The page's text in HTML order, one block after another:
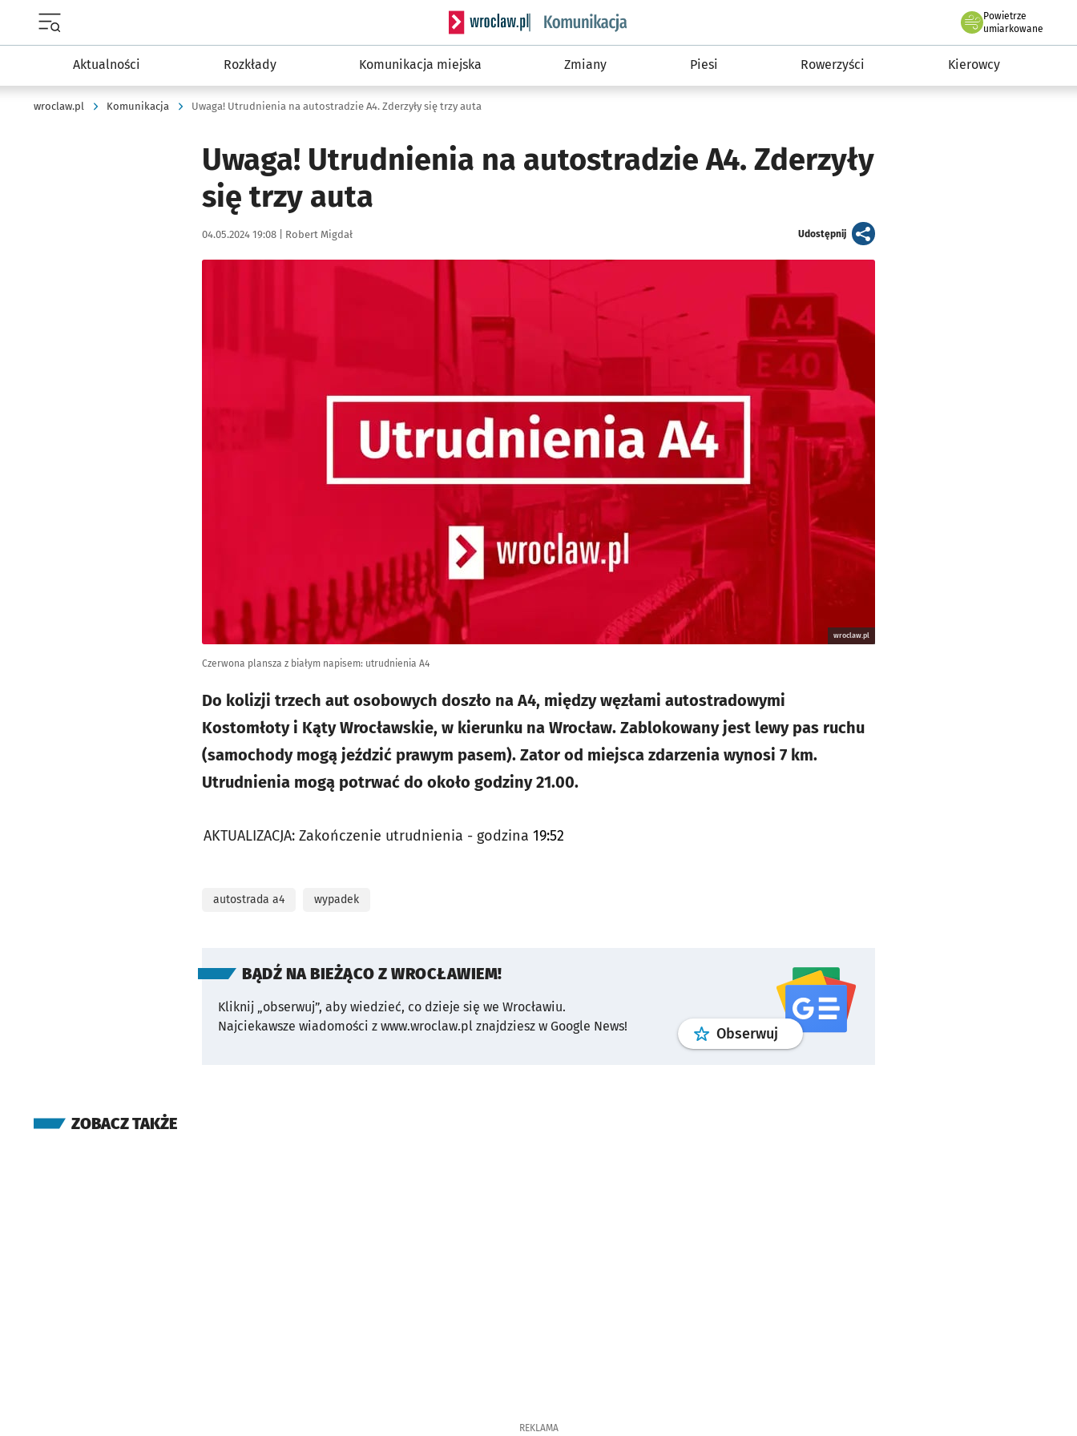
Serwis informacyjny wroclaw.pl podserwis: Komunikacja
Powietrze
we Wrocławiu
umiarkowane
Aktualności Rozkłady Komunikacja miejska Zmiany Piesi Rowerzyści Kierowcy
wroclaw.pl Komunikacja Uwaga! Utrudnienia na autostradzie A4. Zderzyły się trzy auta
Uwaga! Utrudnienia na autostradzie A4. Zderzyły
się trzy auta
Data publikacji:
04.05.2024 19:08 | Autor:
Robert Migdał Udostępnijartykuł
wroclaw.pl
Czerwona plansza z białym napisem: utrudnienia A4
Do kolizji trzech aut osobowych doszło na A4, między węzłami autostradowymi
Kostomłoty i Kąty Wrocławskie, w kierunku na Wrocław. Zablokowany jest lewy pas ruchu
(samochody mogą jeździć prawym pasem). Zator od miejsca zdarzenia wynosi 7 km.
Utrudnienia mogą potrwać do około godziny 21.00.
AKTUALIZACJA: Zakończenie utrudnienia - godzina 19:52
autostrada a4 wypadek
BĄDŹ NA BIEŻĄCO Z WROCŁAWIEM!
Kliknij „obserwuj”, aby wiedzieć, co dzieje się we Wrocławiu.
Najciekawsze wiadomości z www.wroclaw.pl znajdziesz w Google News!
Obserwuj profilgoogle news
ZOBACZ TAKŻE
REKLAMA